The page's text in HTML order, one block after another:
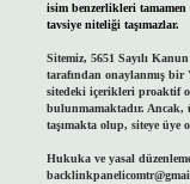
isim benzerlikleri
tavsiye niteliği taşımazlar.
Sitemiz, 5651 Sayılı
tarafından onaylanmış bir
sitedeki içerikleri proaktif
bulunmamaktadır. Ancak,
taşımakta olup, siteye üye
Hukuka ve yasal